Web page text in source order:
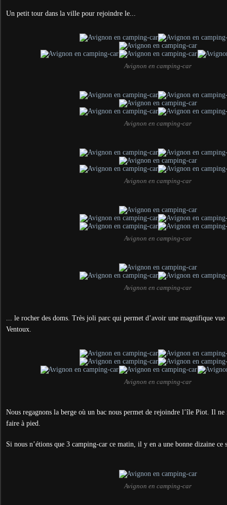
Un petit tour dans la ville pour rejoindre le...
Avignon en camping-car
Avignon en camping-car
Avignon en camping-car
Avignon en camping-car
Avignon en camping-car
... le rocher des doms. Très joli parc qui permet d’avoir une magnifique
Ventoux.
Avignon en camping-car
Nous regagnons la berge où un bac nous permet de rejoindre l’île Piot. Il ne
faire à pied.
Si nous n’étions que 3 camping-car ce matin, il y en a une bonne dizaine ce
Avignon en camping-car